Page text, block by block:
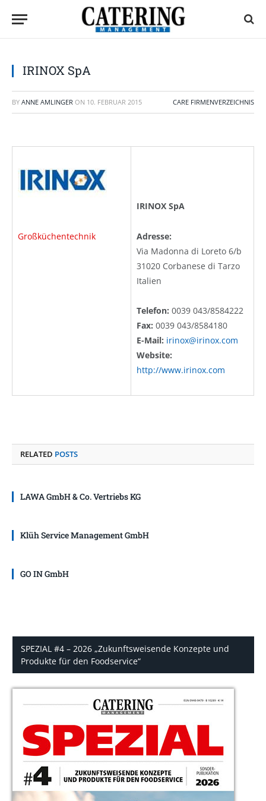
IRINOX SpA
BY ANNE AMLINGER ON 10. FEBRUAR 2015 CARE FIRMENVERZEICHNIS
Großküchentechnik
IRINOX SpA
Adresse:
Via Madonna di Loreto 6/b
31020 Corbanese di Tarzo
Italien
Telefon: 0039 043/8584222
Fax: 0039 043/8584180
E-Mail: irinox@irinox.com
Website:
http://www.irinox.com
RELATED POSTS
LAWA GmbH & Co. Vertriebs KG
Klüh Service Management GmbH
GO IN GmbH
SPEZIAL #4 – 2026 „Zukunftsweisende Konzepte und
Produkte für den Foodservice“